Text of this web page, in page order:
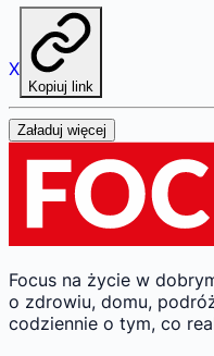
X
Kopiuj link
Załaduj więcej
Focus na życie w
o zdrowiu, domu,
codziennie o tym, co